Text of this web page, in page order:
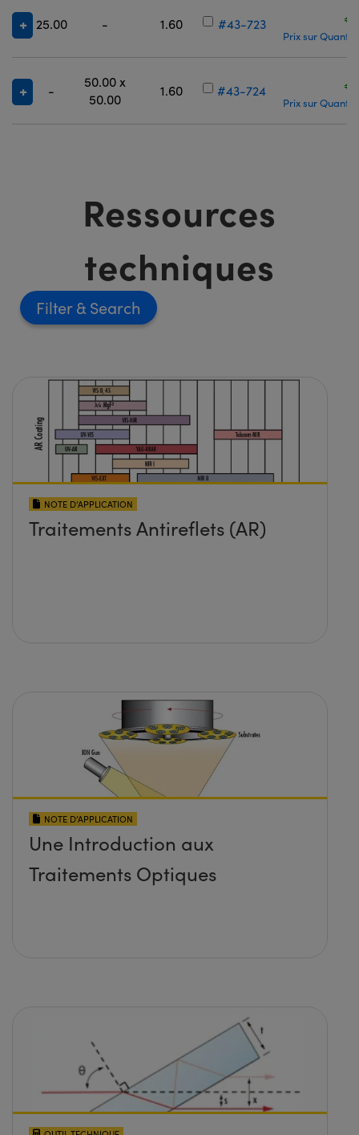
25.00 - 1.60 #43-723
Prix sur Quantité
-
50.00 x
50.00
1.60 #43-724
Prix sur Quantité
Ressources
techniques
Filter
NOTE D’APPLICATION
Traitements Antireflets (AR)
NOTE D’APPLICATION
Une Introduction aux
Traitements Optiques